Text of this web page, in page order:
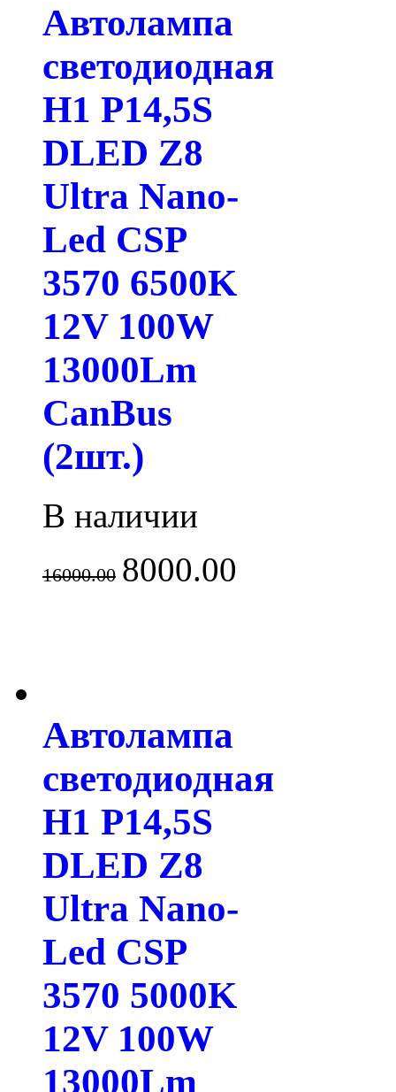
Автолампа
светодиодная
H1 P14,5S
DLED Z8
Ultra Nano-
Led CSP
3570 6500K
12V 100W
13000Lm
CanBus
(2шт.)
В наличии
16000.00 8000.00
Автолампа
светодиодная
H1 P14,5S
DLED Z8
Ultra Nano-
Led CSP
3570 5000K
12V 100W
13000Lm